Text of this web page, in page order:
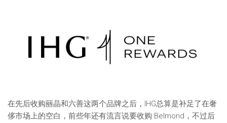
在先后收购丽晶和六善这两个品牌之后，IHG总算是补足了在奢
侈市场上的空白，前些年还有流言说要收购 Belmond，不过后